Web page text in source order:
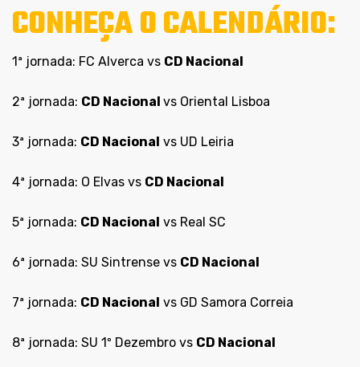
CONHEÇA O CALENDÁRIO:
1ª jornada: FC Alverca vs CD Nacional
2ª jornada: CD Nacional vs Oriental Lisboa
3ª jornada: CD Nacional vs UD Leiria
4ª jornada: O Elvas vs CD Nacional
5ª jornada: CD Nacional vs Real SC
6ª jornada: SU Sintrense vs CD Nacional
7ª jornada: CD Nacional vs GD Samora Correia
8ª jornada: SU 1º Dezembro vs CD Nacional